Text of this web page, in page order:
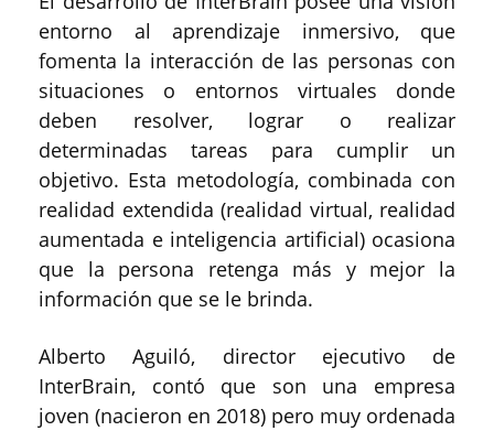
entorno al aprendizaje inmersivo, que
fomenta la interacción de las personas con
situaciones o entornos virtuales donde
deben resolver, lograr o realizar
determinadas tareas para cumplir un
objetivo. Esta metodología, combinada con
realidad extendida (realidad virtual, realidad
aumentada e inteligencia artificial) ocasiona
que la persona retenga más y mejor la
información que se le brinda.
Alberto Aguiló, director ejecutivo de
InterBrain, contó que son una empresa
joven (nacieron en 2018) pero muy ordenada